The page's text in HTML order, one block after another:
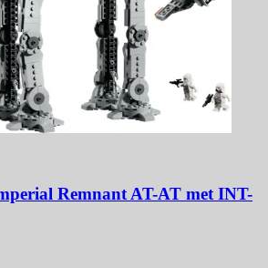
Remnant AT-AT met INT-